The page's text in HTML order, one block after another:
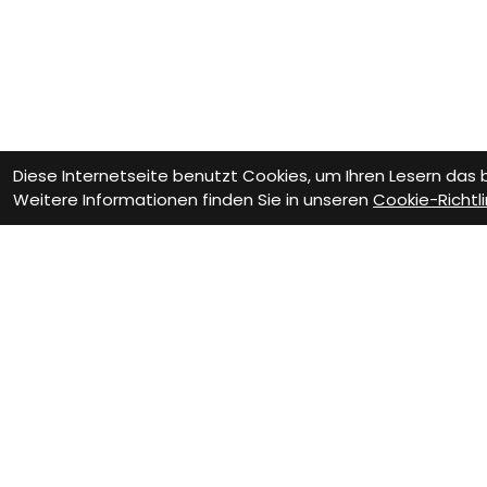
Diese Internetseite benutzt Cookies, um Ihren Lesern
Weitere Informationen finden Sie in unseren Cookie-